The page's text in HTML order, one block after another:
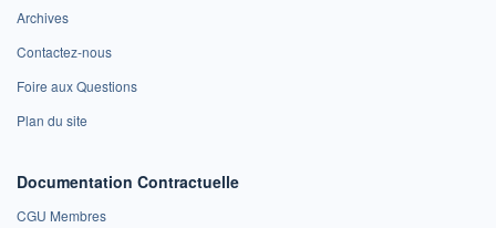
Archives
Contactez-nous
Foire aux Questions
Plan du site
Documentation Contractuelle
CGU Membres